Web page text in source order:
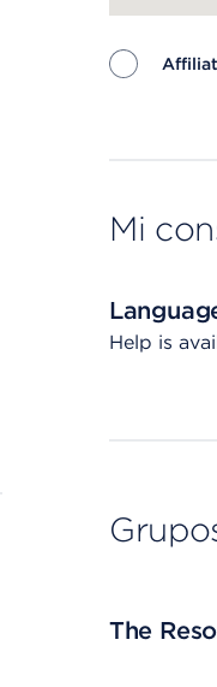
Mi
Help is
The